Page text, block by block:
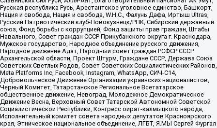
Русская республика Русь, Арестантское уголовное единство, Башкорт,
Нация и свобода, Нация и свобода, W.H.С., Фалунь Дафа, Иртыш Ultras,
Русский Патриотический клуб-Новокузнецк/РПК, Сибирский державный
союз, Фонд борьбы с коррупцией, Фонд защиты прав граждан, Штабы
Навального, Совет граждан СССР Прикубанского округа г. Краснодара,
Мужское государство, Народное объединение русского движения,
Народное движение Адат, Народный совет граждан РСФСР СССР
Архангельской области, Проект Штурм, Граждане СССР, Держава Союз
Советских Светлых Родов, Совет Советских Социалистических Районов,
Meta Platforms Inc, Facebook, Instagram, WhatsApp, СИЧ-С14,
Добровольческое Движение Организации украинских националистов,
Черный Комитет, Татарстанское Региональное Всетатарское
общественное движение, Невоград, Молодежное Демократическое
Движение Весна, Верховный Совет Татарской Автономной Советской
Социалистической Республики, Конгресс ойрат-калмыцкого народа,
Исполнительный комитет совета народных депутатов Красноярского
края, Этническое национальное объединение, ЛГБТ, Я.МЫ Сергей Фургал